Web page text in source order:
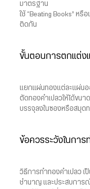
มาตรฐาน
ใช้ “Beating Books” ห
ติดกัน
ขั้นตอนการตกแต่ง
แยกแผ่นทองแต่ละแผ่น
ตัดทองคำเปลวให้ได้ขนา
บรรจุลงในซองหรือสมุดท
ข้อควรระวังในกา
วิธีการทำทองคำเปลว
ชำนาญ และประสบการ